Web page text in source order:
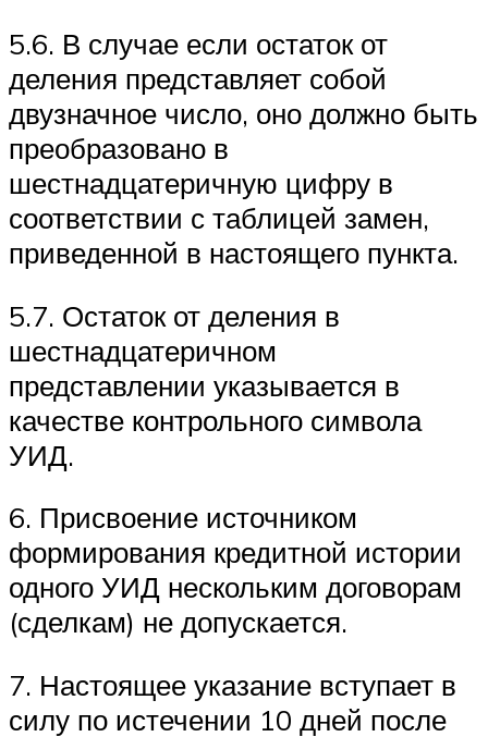
5.6. В случае если остаток от
деления представляет собой
двузначное число, оно должно быть
преобразовано в
шестнадцатеричную цифру в
соответствии с таблицей замен,
приведенной в настоящего пункта.
5.7. Остаток от деления в
шестнадцатеричном
представлении указывается в
качестве контрольного символа
УИД.
6. Присвоение источником
формирования кредитной истории
одного УИД нескольким договорам
(сделкам) не допускается.
7. Настоящее указание вступает в
силу по истечении 10 дней после